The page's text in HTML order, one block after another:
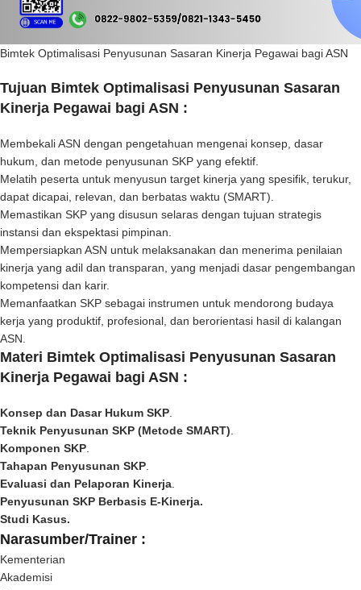
Bimtek Optimalisasi Penyusunan Sasaran Kinerja Pegawai bagi ASN
Tujuan Bimtek Optimalisasi Penyusunan Sasaran
Kinerja Pegawai bagi ASN :
Membekali ASN dengan pengetahuan mengenai konsep, dasar
hukum, dan metode penyusunan SKP yang efektif.
Melatih peserta untuk menyusun target kinerja yang spesifik, terukur,
dapat dicapai, relevan, dan berbatas waktu (SMART).
Memastikan SKP yang disusun selaras dengan tujuan strategis
instansi dan ekspektasi pimpinan.
Mempersiapkan ASN untuk melaksanakan dan menerima penilaian
kinerja yang adil dan transparan, yang menjadi dasar pengembangan
kompetensi dan karir.
Memanfaatkan SKP sebagai instrumen untuk mendorong budaya
kerja yang produktif, profesional, dan berorientasi hasil di kalangan
ASN.
Materi Bimtek Optimalisasi Penyusunan Sasaran
Kinerja Pegawai bagi ASN :
Konsep dan Dasar Hukum SKP.
Teknik Penyusunan SKP (Metode SMART).
Komponen SKP.
Tahapan Penyusunan SKP.
Evaluasi dan Pelaporan Kinerja.
Penyusunan SKP Berbasis E-Kinerja.
Studi Kasus.
Narasumber/Trainer :
Kementerian
Akademisi